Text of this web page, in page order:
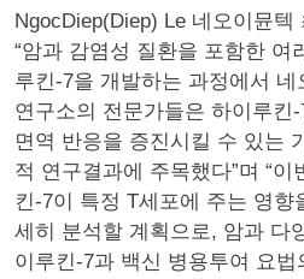
NgocDiep(Diep) Le 네오이뮨
“암과 감염성 질환을 포함한 여
루킨-7을 개발하는 과정에서
연구소의 전문가들은 하이루킨
면역 반응을 증진시킬 수 있는
적 연구결과에 주목했다”며 “
킨-7이 특정 T세포에 주는 영
세히 분석할 계획으로, 암과 다
이루킨-7과 백신 병용투여 요